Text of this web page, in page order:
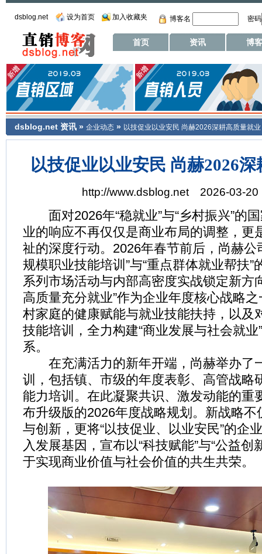
dsblog.net 设为首页 加入收藏夹 博客名 密码
首页 资讯 博客
dsblog.net 资讯 » 企业动态 » 以技促业以业安民 尚赫2026深耕高质量就业
以技促业以业安民 尚赫2026
http://www.dsblog.net 2026-03-20
面对2026年“稳就业”与“乡村振兴”的
业的响应不再仅仅是商业布局的调整，更
祉的深度行动。2026年春节前后，尚赫公
规模职业技能培训”与“重点群体就业帮扶”
系列市场活动与内部高密度实战锁定新方
高质量充分就业”作为企业年度核心战略
村家庭的健康赋能与就业技能扶持，以及
技能培训，全力构建“商业发展与社会就业
系。
在充满活力的新年开端，尚赫举办了
训，包括镇、市级的年度表彰、高管战略
能力培训。在此凝聚共识、激发动能的重
布升级版的2026年度战略规划。新战略不
与创新，更将“以技促业、以业安民”的企
入发展基因，宣布以“科技赋能”与“公益创
于实现商业价值与社会价值的共生共荣。